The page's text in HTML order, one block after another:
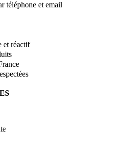
téléphone et email
et réactif